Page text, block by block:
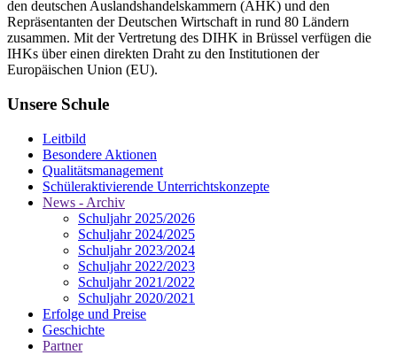
den deutschen Auslandshandelskammern (AHK) und den
Repräsentanten der Deutschen Wirtschaft in rund 80 Ländern
zusammen. Mit der Vertretung des DIHK in Brüssel verfügen die
IHKs über einen direkten Draht zu den Institutionen der
Europäischen Union (EU).
Unsere Schule
Leitbild
Besondere Aktionen
Qualitätsmanagement
Schüleraktivierende Unterrichtskonzepte
News - Archiv
Schuljahr 2025/2026
Schuljahr 2024/2025
Schuljahr 2023/2024
Schuljahr 2022/2023
Schuljahr 2021/2022
Schuljahr 2020/2021
Erfolge und Preise
Geschichte
Partner